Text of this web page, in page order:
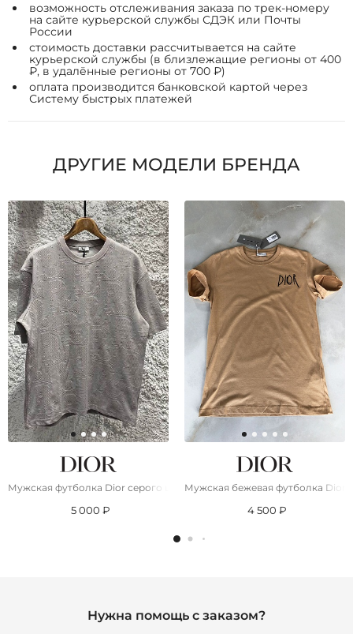
возможность отслеживания заказа по трек-номеру
на сайте курьерской службы СДЭК или Почты
России
стоимость доставки рассчитывается на сайте
курьерской службы (в близлежащие регионы от 400
₽, в удалённые регионы от 700 ₽)
оплата производится банковской картой через
Систему быстрых платежей
ДРУГИЕ МОДЕЛИ БРЕНДА
Мужская футболка Dior серого цвета
5 000 ₽
Мужская бежевая футболка Dior
4 500 ₽
Нужна помощь с заказом?